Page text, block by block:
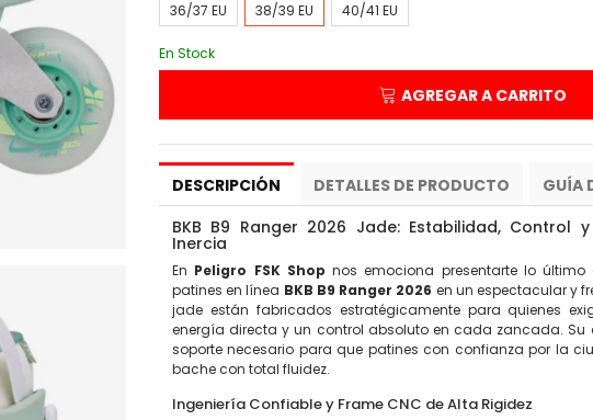
36/37 EU
38/39 EU 40/41 EU
En Stock
AGREGAR A CARRITO
DESCRIPCIÓN DETALLES DE PRODUCTO GUÍA
BKB B9 Ranger 2026 Jade: Estabilidad, Control
Inercia
En Peligro FSK Shop nos emociona presentarte lo último
patines en línea BKB B9 Ranger 2026 en un espectacular y
jade están fabricados estratégicamente para quienes
energía directa y un control absoluto en cada zancada. Su
soporte necesario para que patines con confianza por la
bache con total fluidez.
Ingeniería Confiable y Frame CNC de Alta Rigidez